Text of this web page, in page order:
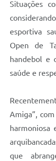
Situações
esportiva
Open de
handebol e
saúde e
Amiga”,
harmoniosa
que